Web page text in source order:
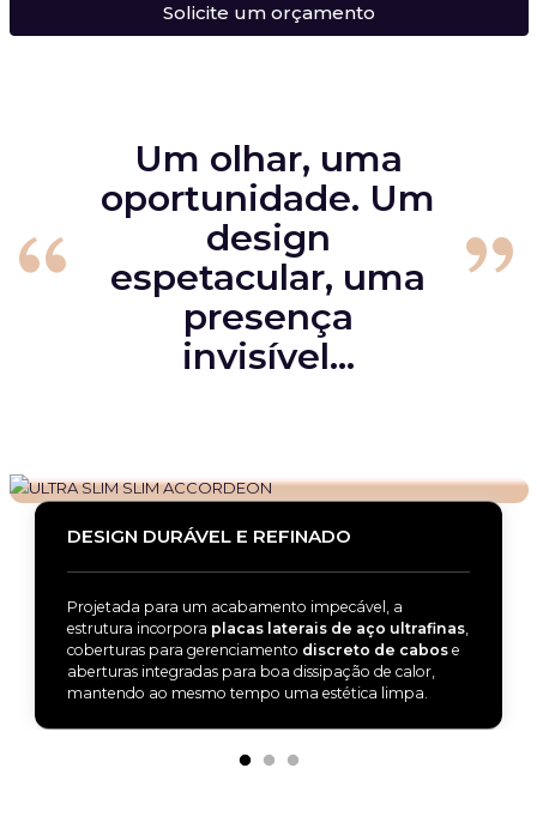
Solicite um orçamento
Um olhar, uma
oportunidade. Um
design
espetacular, uma
presença
invisível…
DESIGN DURÁVEL E REFINADO
Projetada para um acabamento impecável, a
estrutura incorpora placas laterais de aço ultrafinas,
coberturas para gerenciamento discreto de cabos e
aberturas integradas para boa dissipação de calor,
mantendo ao mesmo tempo uma estética limpa.